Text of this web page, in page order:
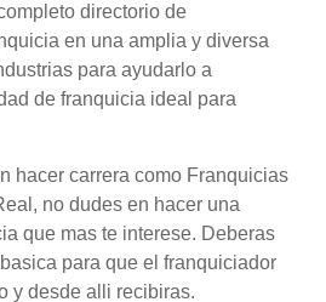
directorio de
en una amplia y diversa
para ayudarlo a
de franquicia ideal para
hacer carrera como Franquicias
no dudes en hacer una
que mas te interese. Deberas
para que el franquiciador
y desde alli recibiras.